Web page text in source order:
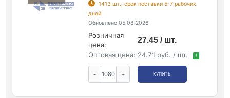
1413 шт., срок поставки 5-7 рабочих
дней
Обновлено 05.08.2026
Розничная
цена:
27.45 / шт.
Оптовая цена: 24.71 руб. / шт. !
- + КУПИТЬ